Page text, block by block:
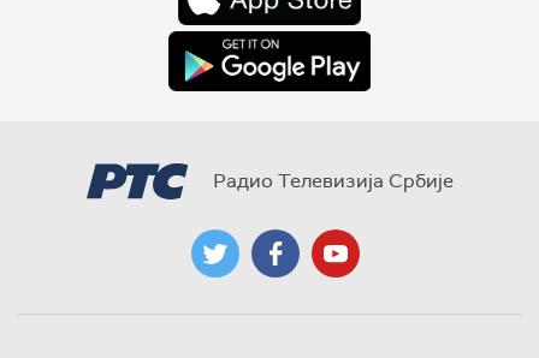
Радио Телевизија Србије